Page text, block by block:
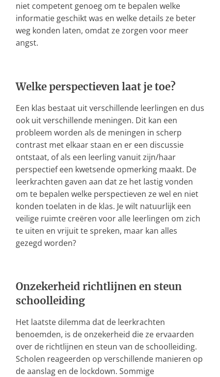
niet competent genoeg om te bepalen welke
informatie geschikt was en welke details ze beter
weg konden laten, omdat ze zorgen voor meer
angst.
Welke perspectieven laat je toe?
Een klas bestaat uit verschillende leerlingen en dus
ook uit verschillende meningen. Dit kan een
probleem worden als de meningen in scherp
contrast met elkaar staan en er een discussie
ontstaat, of als een leerling vanuit zijn/haar
perspectief een kwetsende opmerking maakt. De
leerkrachten gaven aan dat ze het lastig vonden
om te bepalen welke perspectieven ze wel en niet
konden toelaten in de klas. Je wilt natuurlijk een
veilige ruimte creëren voor alle leerlingen om zich
te uiten en vrijuit te spreken, maar kan alles
gezegd worden?
Onzekerheid richtlijnen en steun
schoolleiding
Het laatste dilemma dat de leerkrachten
benoemden, is de onzekerheid die ze ervaarden
over de richtlijnen en steun van de schoolleiding.
Scholen reageerden op verschillende manieren op
de aanslag en de lockdown. Sommige